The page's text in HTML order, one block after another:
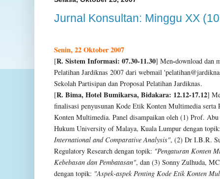
Jurnal Konsultan: Minggu XX
Senin, 22 Oktober 2007
[R. Sistem Informasi: 07.30-11.30] Men-download dan
Pelatihan Jardiknas 2007 dari webmail '
Sekolah Partisipan dan Proposal Pelatihan Jardiknas.
[R. Bima, Hotel Bumikarsa, Bidakara: 12.12-17.12]
finalisasi penyusunan Kode Etik Konten Multimedia serta
Konten Multimedia. Panel disampaikan oleh (1) Prof.
Hukum University of Malaya, Kuala Lumpur dengan
International and Comparative Analysis", (2) Dr I.B.R.
Regulatory Research dengan topik: "Pengaturan Konten
Kebebasan dan Pembatasan", dan (3) Sonny Zulhuda,
dengan topik: "Aspek-aspek Penting Kode Etik Konten